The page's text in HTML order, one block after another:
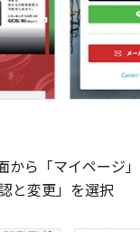
ら「マイページ」
と変更」を選択